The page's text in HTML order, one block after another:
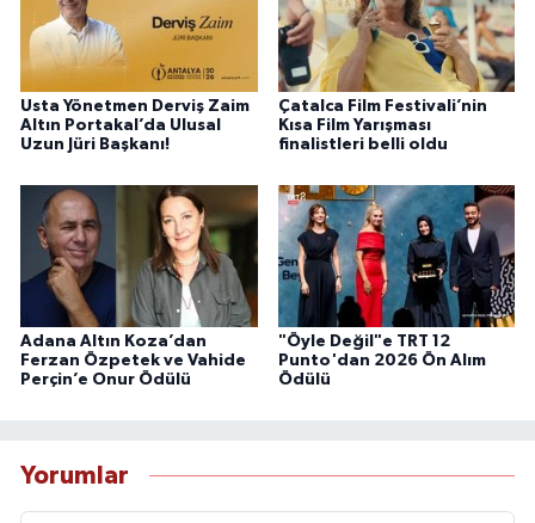
Usta Yönetmen Derviş Zaim
Altın Portakal’da Ulusal
Uzun Jüri Başkanı!
Çatalca Film Festivali’nin
Kısa Film Yarışması
finalistleri belli oldu
Adana Altın Koza’dan
Ferzan Özpetek ve Vahide
Perçin’e Onur Ödülü
"Öyle Değil"e TRT 12
Punto'dan 2026 Ön Alım
Ödülü
Yorumlar